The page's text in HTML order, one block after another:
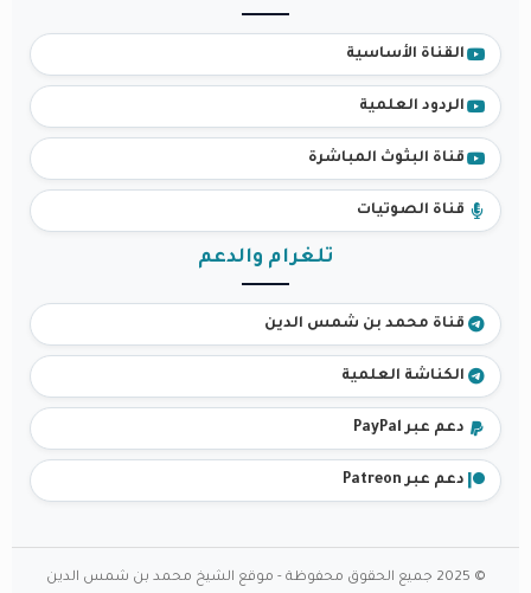
القناة الأساسية
الردود العلمية
قناة البثوث المباشرة
قناة الصوتيات
تلغرام والدعم
قناة محمد بن شمس الدين
الكناشة العلمية
دعم عبر PayPal
دعم عبر Patreon
© 2025 جميع الحقوق محفوظة - موقع الشيخ محمد بن شمس الدين